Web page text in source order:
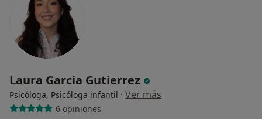
Laura Garcia Gutierrez
Psicóloga, Psicóloga infantil · Ver más
6 opiniones